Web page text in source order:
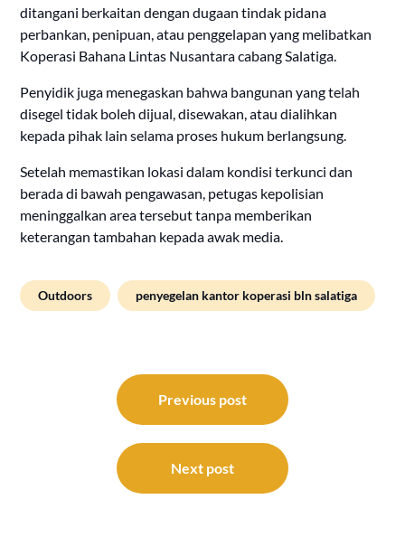
ditangani berkaitan dengan dugaan tindak pidana
perbankan, penipuan, atau penggelapan yang melibatkan
Koperasi Bahana Lintas Nusantara cabang Salatiga.
Penyidik juga menegaskan bahwa bangunan yang telah
disegel tidak boleh dijual, disewakan, atau dialihkan
kepada pihak lain selama proses hukum berlangsung.
Setelah memastikan lokasi dalam kondisi terkunci dan
berada di bawah pengawasan, petugas kepolisian
meninggalkan area tersebut tanpa memberikan
keterangan tambahan kepada awak media.
Outdoors penyegelan kantor koperasi bln salatiga
navigation
Previous post
Next post